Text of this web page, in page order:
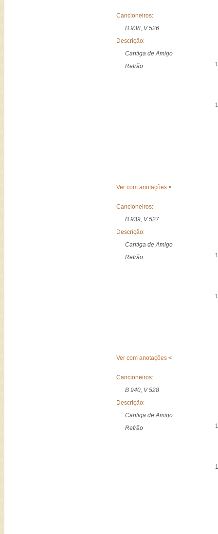
Cancioneiros:
B 938, V 526
Descrição:
Cantiga de Amigo
Refrão
Ver com anotações <
Cancioneiros:
B 939, V 527
Descrição:
Cantiga de Amigo
Refrão
Ver com anotações <
Cancioneiros:
B 940, V 528
Descrição:
Cantiga de Amigo
Refrão